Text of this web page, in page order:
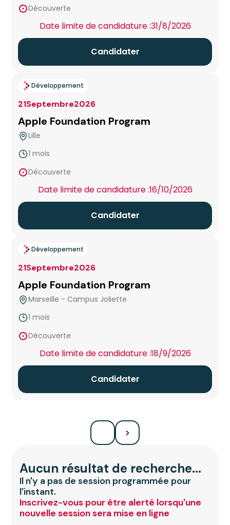
Créteil
Dax
Grenoble
Hub de l'Innovation Métropole Nice Côte d'Azur
Lille
Lyon
Marseille - Campus Le Cloître
Montpellier
Montreuil - Campus Beaune
Découverte
Date limite de candidature :31/8/2026
Candidater
Développement
21Septembre2026
Apple Foundation Program
Lille
1 mois
Découverte
Date limite de candidature :16/10/2026
Candidater
Développement
21Septembre2026
Apple Foundation Program
Marseille - Campus Joliette
1 mois
Découverte
Date limite de candidature :18/9/2026
Candidater
Aucun résultat de recherche...
Il n'y a pas de session programmée pour
l'instant.
Inscrivez-vous pour être alerté lorsqu'une
nouvelle session sera mise en ligne